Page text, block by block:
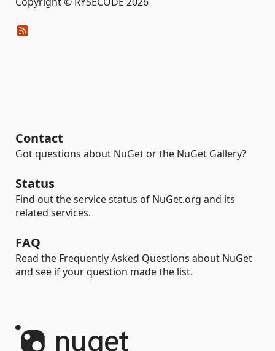
Contact
Got questions about NuGet or the NuGet Gallery?
Status
Find out the service status of NuGet.org and its
related services.
FAQ
Read the Frequently Asked Questions about NuGet
and see if your question made the list.